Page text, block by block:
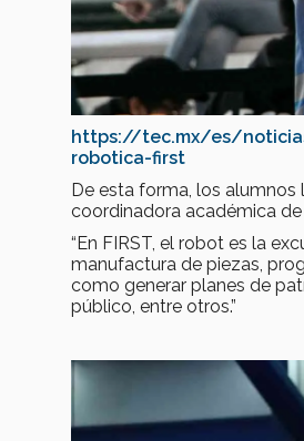
https://tec.mx/es/
robotica-first
De esta forma, los alumnos
coordinadora académica de
“En FIRST, el robot es la
manufactura de piezas,
como generar planes de
público, entre otros.”